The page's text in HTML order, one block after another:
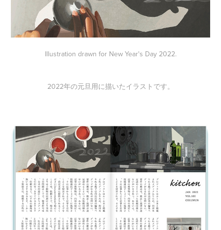
Illustration drawn for New Year's Day 2022.
2022年の元旦用に描いたイラストです。